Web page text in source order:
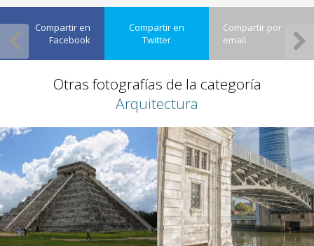
Compartir en
Facebook
Compartir en
Twitter
Compartir por
email
Otras fotografías de la categoría
Arquitectura